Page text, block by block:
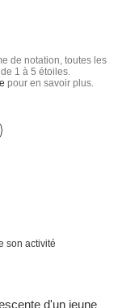
de notation, toutes les
1 à 5 étoiles.
pour en savoir plus.
son activité
d'un jeune